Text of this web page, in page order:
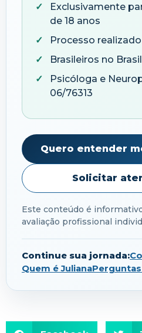
Exclusivamente
de 18 anos
Processo
Brasileiros no
Psicóloga e
06/76313
Quero entender
Solicitar
Este conteúdo é
avaliação profissional
Continue sua jornada:
Quem é Juliana